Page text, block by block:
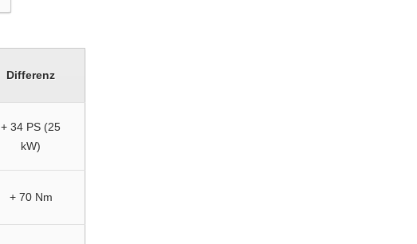
Differenz
+ 34 PS (25
kW)
+ 70 Nm